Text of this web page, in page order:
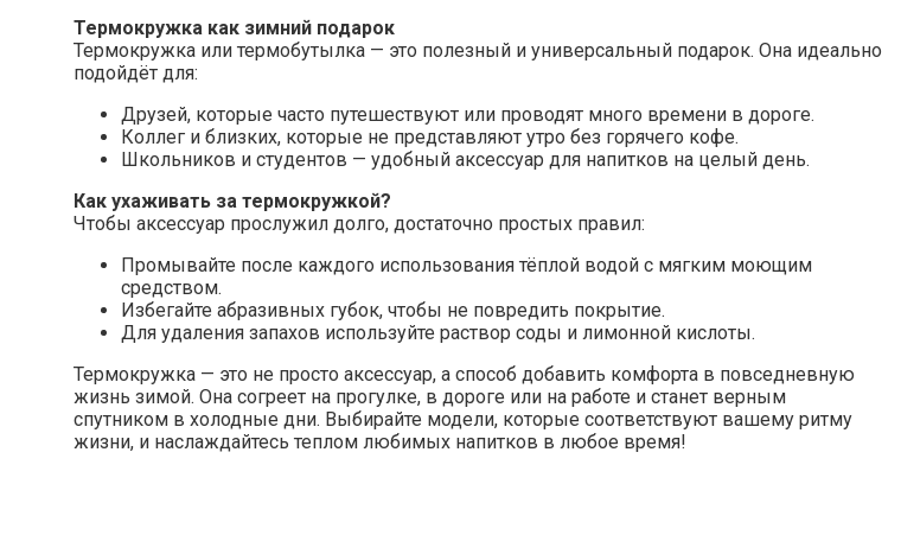
Термокружка как зимний подарок
Термокружка или термобутылка — это полезный и универсальный подарок. Она идеально
подойдёт для:
Друзей, которые часто путешествуют или проводят много времени в дороге.
Коллег и близких, которые не представляют утро без горячего кофе.
Школьников и студентов — удобный аксессуар для напитков на целый день.
Как ухаживать за термокружкой?
Чтобы аксессуар прослужил долго, достаточно простых правил:
Промывайте после каждого использования тёплой водой с мягким моющим
средством.
Избегайте абразивных губок, чтобы не повредить покрытие.
Для удаления запахов используйте раствор соды и лимонной кислоты.
Термокружка — это не просто аксессуар, а способ добавить комфорта в повседневную
жизнь зимой. Она согреет на прогулке, в дороге или на работе и станет верным
спутником в холодные дни. Выбирайте модели, которые соответствуют вашему ритму
жизни, и наслаждайтесь теплом любимых напитков в любое время!